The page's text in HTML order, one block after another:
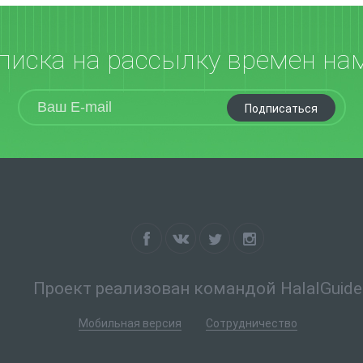
на рассылку времен
Подписаться
Проект реализован командой HalalGuide
Мобильная версия Сотрудничество